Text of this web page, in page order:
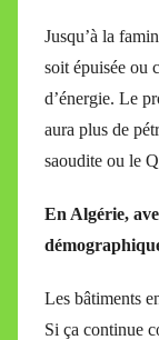
Jusqu’à la
soit épuisée ou
d’énergie. Le
aura plus de
saoudite ou le
En Algérie,
Les bâtiments
Si ça continue